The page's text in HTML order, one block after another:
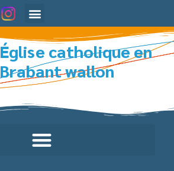
Église catholique en
Brabant wallon